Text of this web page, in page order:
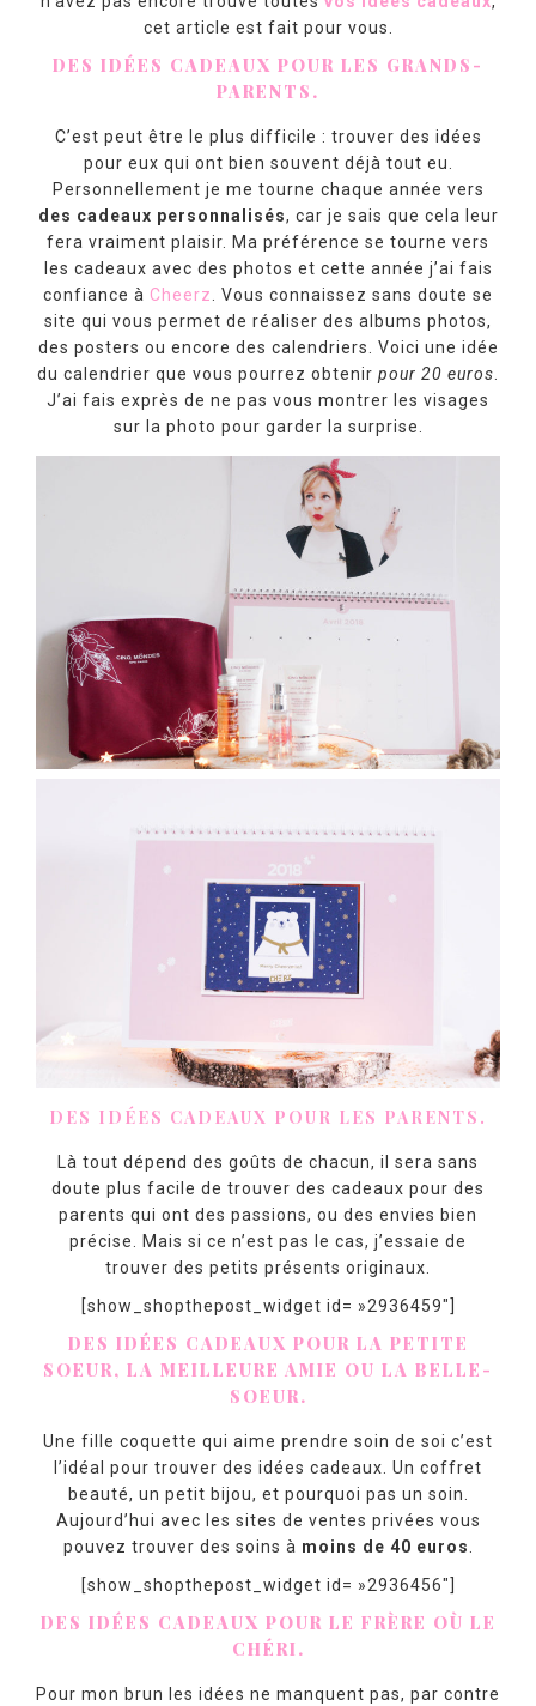
cet article est fait pour vous.
DES IDÉES CADEAUX POUR LES GRANDS-
PARENTS.
C’est peut être le plus difficile : trouver des idées
pour eux qui ont bien souvent déjà tout eu.
Personnellement je me tourne chaque année vers
des cadeaux personnalisés, car je sais que cela leur
fera vraiment plaisir. Ma préférence se tourne vers
les cadeaux avec des photos et cette année j’ai fais
confiance à Cheerz. Vous connaissez sans doute se
site qui vous permet de réaliser des albums photos,
des posters ou encore des calendriers. Voici une idée
du calendrier que vous pourrez obtenir pour 20 euros.
J’ai fais exprès de ne pas vous montrer les visages
sur la photo pour garder la surprise.
DES IDÉES CADEAUX POUR LES PARENTS.
Là tout dépend des goûts de chacun, il sera sans
doute plus facile de trouver des cadeaux pour des
parents qui ont des passions, ou des envies bien
précise. Mais si ce n’est pas le cas, j’essaie de
trouver des petits présents originaux.
[show_shopthepost_widget id= »2936459″]
DES IDÉES CADEAUX POUR LA PETITE
SOEUR, LA MEILLEURE AMIE OU LA BELLE-
SOEUR.
Une fille coquette qui aime prendre soin de soi c’est
l’idéal pour trouver des idées cadeaux. Un coffret
beauté, un petit bijou, et pourquoi pas un soin.
Aujourd’hui avec les sites de ventes privées vous
pouvez trouver des soins à moins de 40 euros.
[show_shopthepost_widget id= »2936456″]
DES IDÉES CADEAUX POUR LE FRÈRE OÙ LE
CHÉRI.
Pour mon brun les idées ne manquent pas, par contre